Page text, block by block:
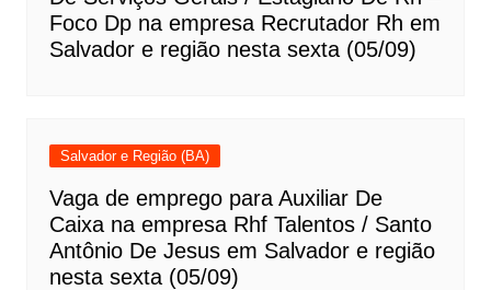
Foco Dp na empresa Recrutador Rh em
Salvador e região nesta sexta (05/09)
Salvador e Região (BA)
Vaga de emprego para Auxiliar De
Caixa na empresa Rhf Talentos / Santo
Antônio De Jesus em Salvador e região
nesta sexta (05/09)